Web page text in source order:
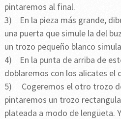
pintaremos al final.
3) En la pieza más grande,
una puerta que simule la del
un trozo pequeño blanco
4) En la punta de arriba de
doblaremos con los alicates el
5) Cogeremos el otro trozo
pintaremos un trozo
plateada a modo de lengüeta.